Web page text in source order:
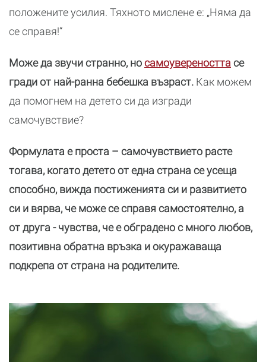
положените усилия. Тяхното мислене е: „Няма да
се справя!“
Може да звучи странно, носамоувереността се
гради от най-ранна бебешка възраст. Как можем
да помогнем на детето си да изгради
самочувствие?
Формулата е проста – самочувствието расте
тогава, когато детето от една страна се усеща
способно, вижда постиженията си и развитието
си и вярва, че може се справя самостоятелно, а
от друга - чувства, че е обградено с много любов,
позитивна обратна връзка и окуражаваща
подкрепа от страна на родителите.